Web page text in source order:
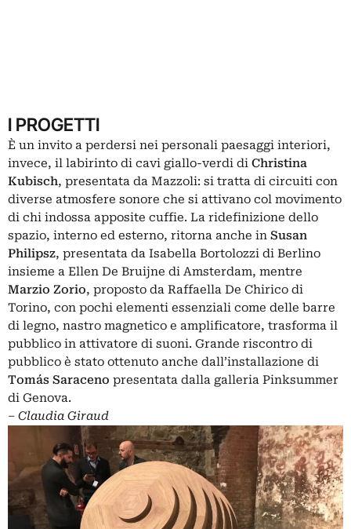
I PROGETTI
È un invito a perdersi nei personali paesaggi interiori,
invece, il labirinto di cavi giallo-verdi di Christina
Kubisch, presentata da Mazzoli: si tratta di circuiti con
diverse atmosfere sonore che si attivano col movimento
di chi indossa apposite cuffie. La ridefinizione dello
spazio, interno ed esterno, ritorna anche in Susan
Philipsz, presentata da Isabella Bortolozzi di Berlino
insieme a Ellen De Bruijne di Amsterdam, mentre
Marzio Zorio, proposto da Raffaella De Chirico di
Torino, con pochi elementi essenziali come delle barre
di legno, nastro magnetico e amplificatore, trasforma il
pubblico in attivatore di suoni. Grande riscontro di
pubblico è stato ottenuto anche dall’installazione di
Tomás Saraceno presentata dalla galleria Pinksummer
di Genova.
– Claudia Giraud